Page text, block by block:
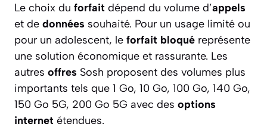
Le choix du forfait dépend du volume d’appels
et de données souhaité. Pour un usage limité ou
pour un adolescent, le forfait bloqué représente
une solution économique et rassurante. Les
autres offres Sosh proposent des volumes plus
importants tels que 1 Go, 10 Go, 100 Go, 140 Go,
150 Go 5G, 200 Go 5G avec des options
internet étendues.